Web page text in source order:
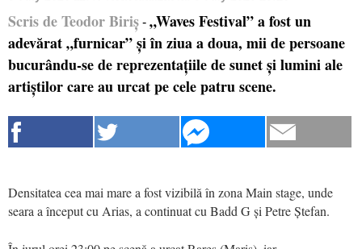
Scris de Teodor Biriș - „Waves Festival” a fost un
adevărat „furnicar” și în ziua a doua, mii de persoane
bucurându-se de reprezentațiile de sunet și lumini ale
artiștilor care au urcat pe cele patru scene.
Densitatea cea mai mare a fost vizibilă în zona Main stage, unde
seara a început cu Arias, a continuat cu Badd G și Petre Ștefan.